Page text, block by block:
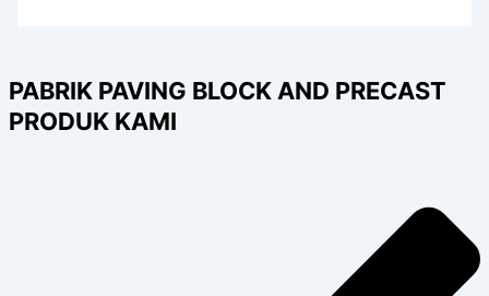
PABRIK PAVING BLOCK AND PRECAST
PRODUK KAMI